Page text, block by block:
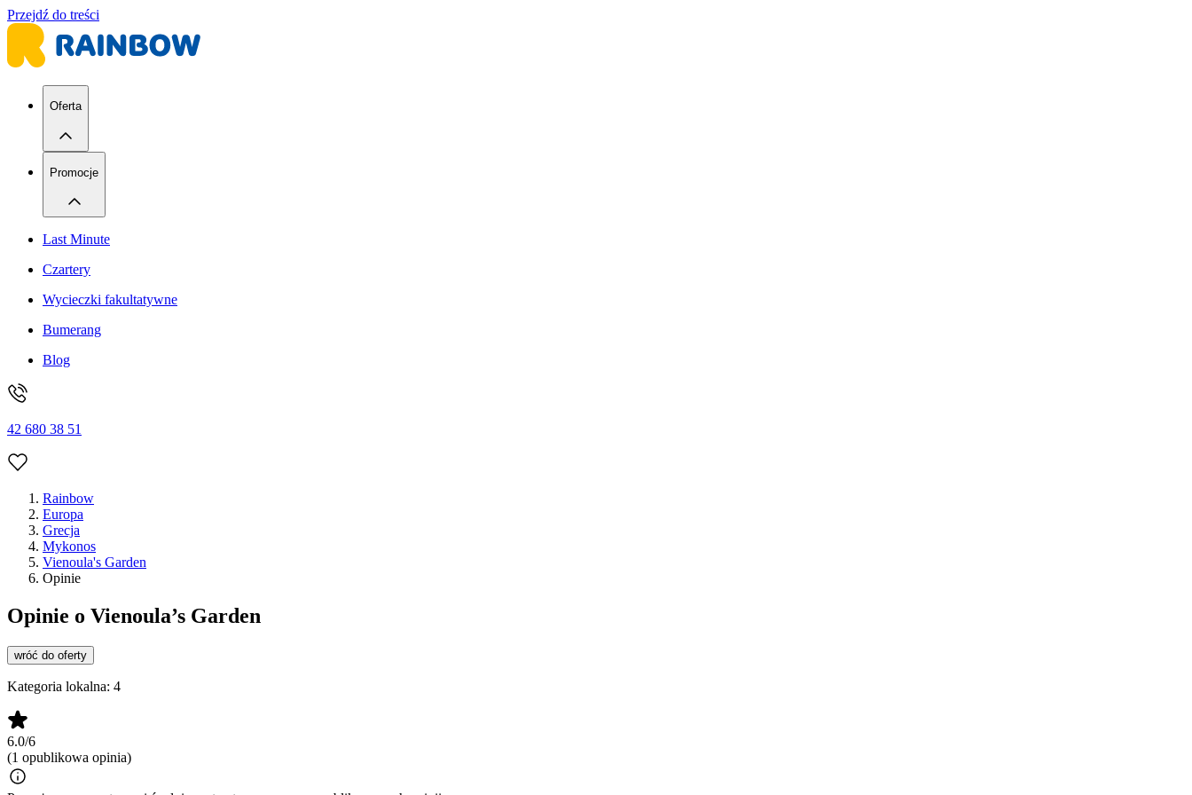
Przejdź do treści
Oferta
Promocje
Last Minute
Czartery
Wycieczki fakultatywne
Bumerang
Blog
42 680 38 51
Rainbow
Europa
Grecja
Mykonos
Vienoula's Garden
Opinie
Opinie o Vienoula’s Garden
wróć do oferty
Kategoria lokalna: 4
6.0/6
(1 opublikowa opinia)